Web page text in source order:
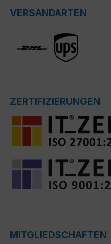
VERSANDARTEN
ZERTIFIZIERUNGEN
MITGLIEDSCHAFTEN